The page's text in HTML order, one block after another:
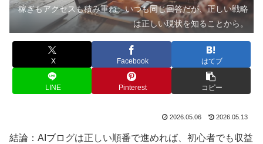
稼ぎもアクセスも積み重ね。いつも同じ回答だが、正しい戦略
は正しい現状を知ることから。
X Facebook はてブ
LINE Pinterest コピー
2026.05.06 2026.05.13
結論：AIブログは正しい順番で進めれば、初心者でも収益